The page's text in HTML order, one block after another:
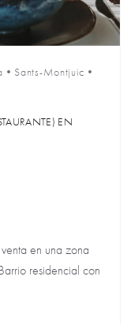
• Sants-Montjuic •
EN
en una zona
residencial con